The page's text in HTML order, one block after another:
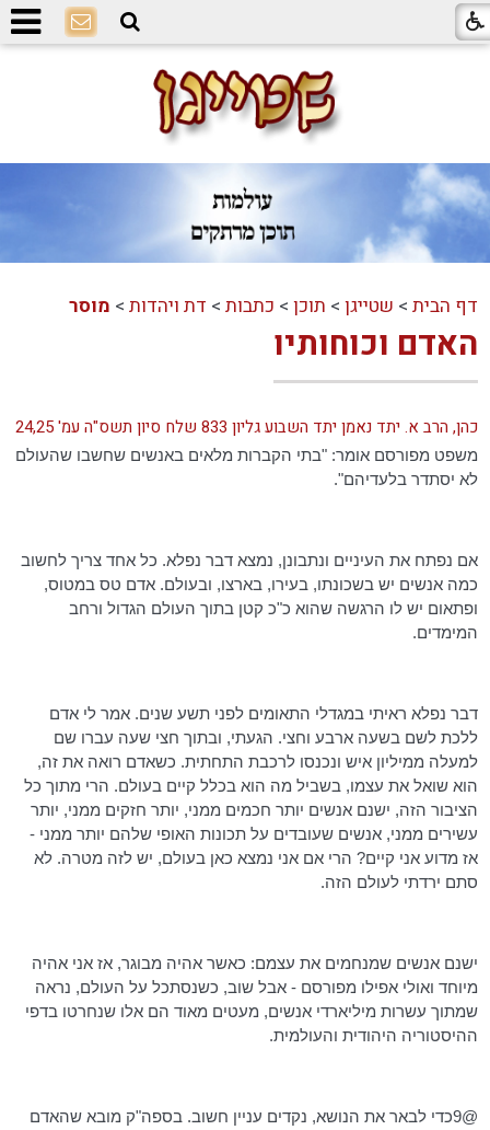
דף הבית > שטייגן > תוכן > כתבות > דת ויהדות > מוסר
האדם וכוחותיו
כהן, הרב א. יתד נאמן יתד השבוע גליון 833 שלח סיון תשס"ה עמ' 24,25
משפט מפורסם אומר: "בתי הקברות מלאים באנשים שחשבו שהעולם
לא יסתדר בלעדיהם".
אם נפתח את העיניים ונתבונן, נמצא דבר נפלא. כל אחד צריך לחשוב
כמה אנשים יש בשכונתו, בעירו, בארצו, ובעולם. אדם טס במטוס,
ופתאום יש לו הרגשה שהוא כ"כ קטן בתוך העולם הגדול ורחב
המימדים.
דבר נפלא ראיתי במגדלי התאומים לפני תשע שנים. אמר לי אדם
ללכת לשם בשעה ארבע וחצי. הגעתי, ובתוך חצי שעה עברו שם
למעלה ממיליון איש ונכנסו לרכבת התחתית. כשאדם רואה את זה,
הוא שואל את עצמו, בשביל מה הוא בכלל קיים בעולם. הרי מתוך כל
הציבור הזה, ישנם אנשים יותר חכמים ממני, יותר חזקים ממני, יותר
עשירים ממני, אנשים שעובדים על תכונות האופי שלהם יותר ממני -
אז מדוע אני קיים? הרי אם אני נמצא כאן בעולם, יש לזה מטרה. לא
סתם ירדתי לעולם הזה.
ישנם אנשים שמנחמים את עצמם: כאשר אהיה מבוגר, אז אני אהיה
מיוחד ואולי אפילו מפורסם - אבל שוב, כשנסתכל על העולם, נראה
שמתוך עשרות מיליארדי אנשים, מעטים מאוד הם אלו שנחרטו בדפי
ההיסטוריה היהודית והעולמית.
@9כדי לבאר את הנושא, נקדים עניין חשוב. בספה"ק מובא שהאדם